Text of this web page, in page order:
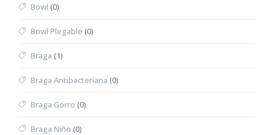
Bowl (0)
Bowl Plegable (0)
Braga (1)
Braga Antibacteriana (0)
Braga Gorro (0)
Braga Niño (0)